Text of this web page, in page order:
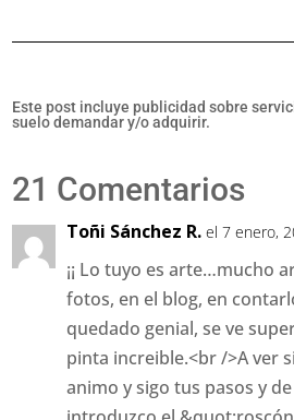
Este post incluye publicidad sobre
suelo demandar y/o adquirir.
21 Comentarios
Toñi Sánchez R. el 7 enero,
¡¡ Lo tuyo es arte…mucho
fotos, en el blog, en
quedado genial, se ve
pinta increible.<br />A ver
animo y sigo tus pasos y